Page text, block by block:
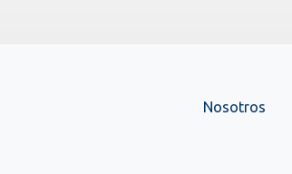
Nosotros